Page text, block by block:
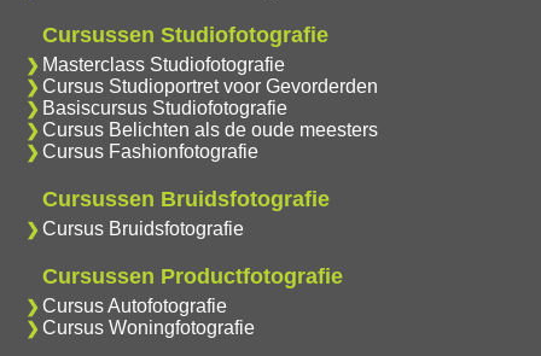
Cursussen Studiofotografie
Masterclass Studiofotografie
Cursus Studioportret voor Gevorderden
Basiscursus Studiofotografie
Cursus Belichten als de oude meesters
Cursus Fashionfotografie
Cursussen Bruidsfotografie
Cursus Bruidsfotografie
Cursussen Productfotografie
Cursus Autofotografie
Cursus Woningfotografie